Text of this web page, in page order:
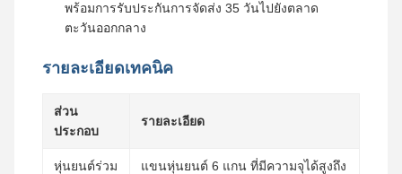
พร้อมการรับประกันการจัดส่ง 35 วันไปยังตลาด
ตะวันออกกลาง
รายละเอียดเทคนิค
ส่วน
ประกอบ
รายละเอียด
หุ่นยนต์ร่วม
แขนหุ่นยนต์ 6 แกน ที่มีความจุได้สูงถึง